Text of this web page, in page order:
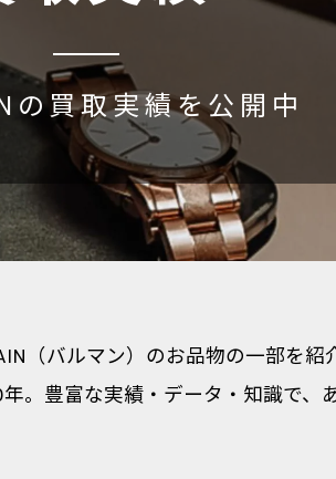
の買取実績を公開中
（バルマン）のお品物の一部を紹
。豊富な実績・データ・知識で、